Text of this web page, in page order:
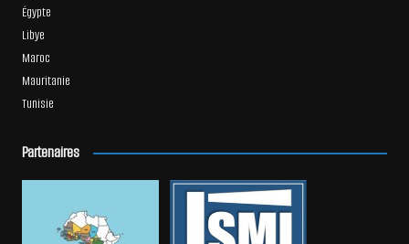
Égypte
Libye
Maroc
Mauritanie
Tunisie
Partenaires